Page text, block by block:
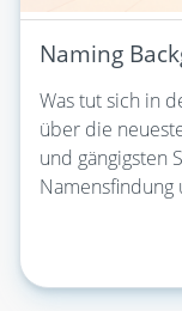
Naming
Was tut sich in
über die
und gängigsten
Namensfindung